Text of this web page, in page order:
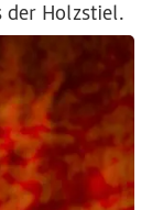
Holzstiel.